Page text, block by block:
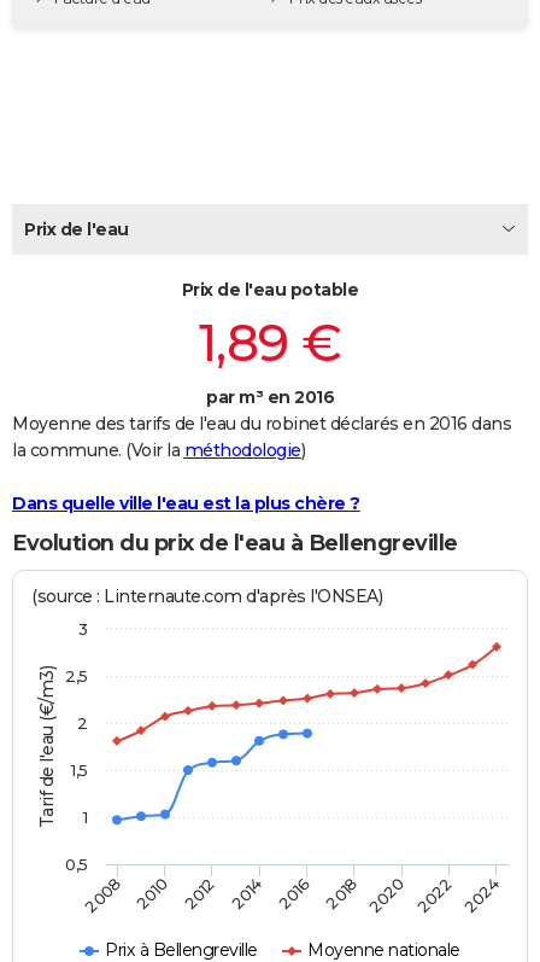
Carte de Noël
Carte Bonne année
Carte Saint-Valentin
Carte Pâques
Carte d'anniversaire
DICTIONNAIRE
FORUM
Prix de l'eau
Prix de l'eau potable
1,89 €
par m³ en 2016
Moyenne des tarifs de l'eau du robinet déclarés en 2016 dans
la commune. (Voir la méthodologie)
Dans quelle ville l'eau est la plus chère ?
Evolution du prix de l'eau à Bellengreville
Tarif de l'eau (€/m3)
(source : Linternaute.com d'après l'ONSEA)
Prix à Bellengreville Moyenne nationale
2008 2010 2012 2014 2016 2018 2020 2022 2024
0,5
1
1,5
2
2,5
3